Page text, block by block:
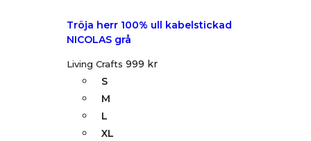
Tröja herr 100% ull kabelstickad
NICOLAS grå
Living Crafts 999 kr
S
M
L
XL